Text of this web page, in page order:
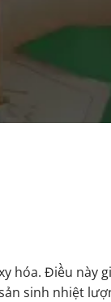
hóa. Điều này
sinh nhiệt